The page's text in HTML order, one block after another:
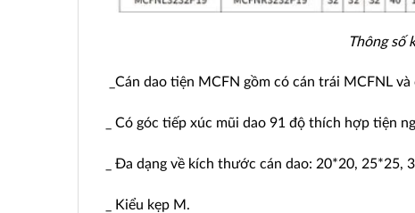
Thông số
_Cán dao tiện MCFN gồm có cán trái MCFNL
_ Có góc tiếp xúc mũi dao 91 độ thích hợp tiện
_ Đa dạng về kích thước cán dao: 20*20, 25*25,
_ Kiểu kẹp M.